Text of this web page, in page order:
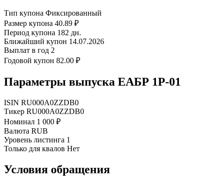
Тип купона Фиксированный
Размер купона 40.89 ₽
Период купона 182 дн.
Ближайший купон 14.07.2026
Выплат в год 2
Годовой купон 82.00 ₽
Параметры выпуска ЕАБР 1Р-01
ISIN RU000A0ZZDB0
Тикер RU000A0ZZDB0
Номинал 1 000 ₽
Валюта RUB
Уровень листинга 1
Только для квалов Нет
Условия обращения